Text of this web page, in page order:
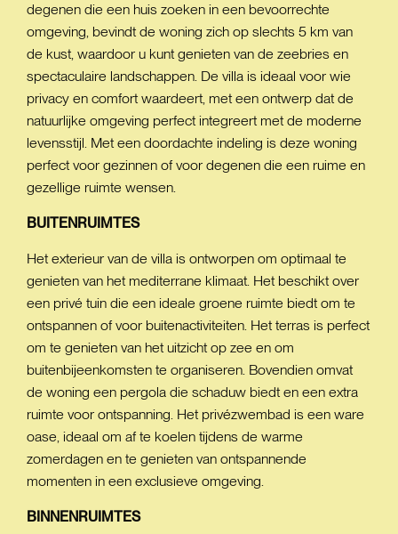
degenen die een huis zoeken in een bevoorrechte
omgeving, bevindt de woning zich op slechts 5 km van
de kust, waardoor u kunt genieten van de zeebries en
spectaculaire landschappen. De villa is ideaal voor wie
privacy en comfort waardeert, met een ontwerp dat de
natuurlijke omgeving perfect integreert met de moderne
levensstijl. Met een doordachte indeling is deze woning
perfect voor gezinnen of voor degenen die een ruime en
gezellige ruimte wensen.
BUITENRUIMTES
Het exterieur van de villa is ontworpen om optimaal te
genieten van het mediterrane klimaat. Het beschikt over
een privé tuin die een ideale groene ruimte biedt om te
ontspannen of voor buitenactiviteiten. Het terras is perfect
om te genieten van het uitzicht op zee en om
buitenbijeenkomsten te organiseren. Bovendien omvat
de woning een pergola die schaduw biedt en een extra
ruimte voor ontspanning. Het privézwembad is een ware
oase, ideaal om af te koelen tijdens de warme
zomerdagen en te genieten van ontspannende
momenten in een exclusieve omgeving.
BINNENRUIMTES